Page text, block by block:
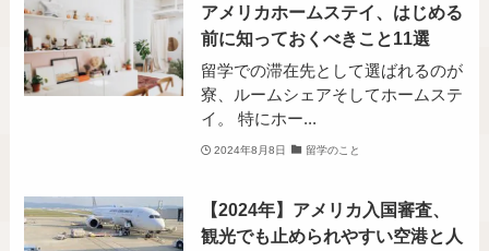
アメリカホームステイ、はじめる
前に知っておくべきこと11選
留学での滞在先として選ばれるのが
寮、ルームシェアそしてホームステ
イ。 特にホー...
2024年8月8日 留学のこと
【2024年】アメリカ入国審査、
観光でも止められやすい空港と人